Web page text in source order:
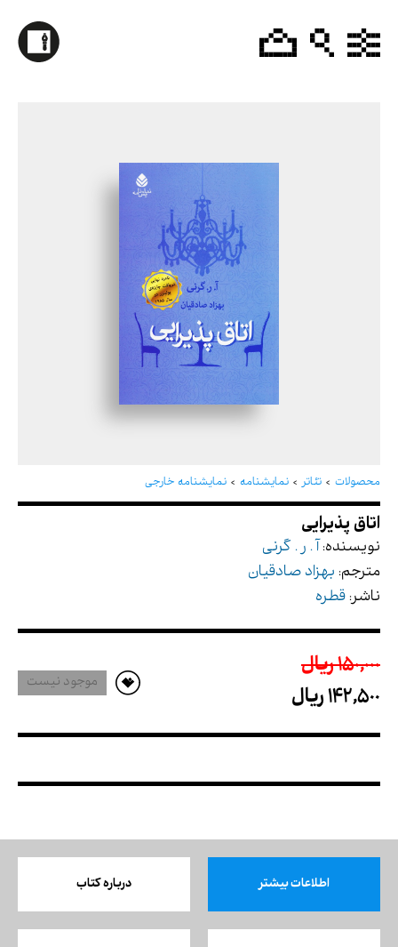
محصولات تئاتر نمایشنامه نمایشنامه خارجی
اتاق پذیرایی
نویسنده: آ . ر . گرنی
مترجم: بهزاد صادقیان
ناشر: قطره
150,000 ريال
142,500 ريال
موجود نیست
اطلاعات بیشتر درباره کتاب